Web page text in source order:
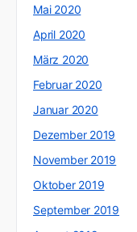
Mai 2020
April 2020
März 2020
Februar 2020
Januar 2020
Dezember 2019
November 2019
Oktober 2019
September 2019